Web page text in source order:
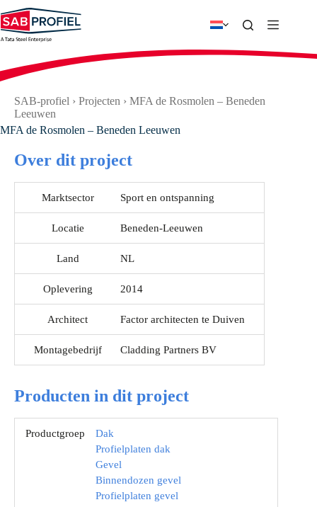
naar
de
inhoud
SAB-profiel › Projecten › MFA de Rosmolen – Beneden
Leeuwen
MFA de Rosmolen – Beneden Leeuwen
Over dit project
Marktsector Sport en ontspanning
Locatie Beneden-Leeuwen
Land NL
Oplevering 2014
Architect Factor architecten te Duiven
Montagebedrijf Cladding Partners BV
Producten in dit project
Productgroep
Dak
Profielplaten dak
Gevel
Binnendozen gevel
Profielplaten gevel